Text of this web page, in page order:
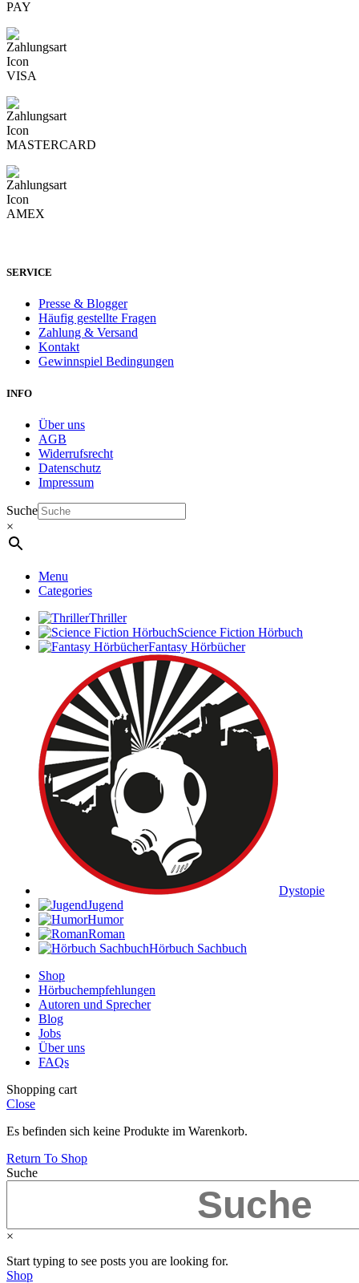
SERVICE
Presse & Blogger
Häufig gestellte Fragen
Zahlung & Versand
Kontakt
Gewinnspiel Bedingungen
INFO
Über uns
AGB
Widerrufsrecht
Datenschutz
Impressum
Suche
×
Menu
Categories
Thriller
Science Fiction Hörbuch
Fantasy Hörbücher
Dystopie
Jugend
Humor
Roman
Hörbuch Sachbuch
Shop
Hörbuchempfehlungen
Autoren und Sprecher
Blog
Jobs
Über uns
FAQs
Shopping cart
Close
Es befinden sich keine Produkte im Warenkorb.
Return To Shop
Suche
×
Start typing to see posts you are looking for.
Shop